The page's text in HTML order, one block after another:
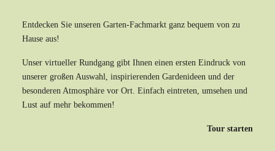
Entdecken Sie unseren Garten-Fachmarkt ganz bequem von zu
Hause aus!
Unser virtueller Rundgang gibt Ihnen einen ersten Eindruck von
unserer großen Auswahl, inspirierenden Gardenideen und der
besonderen Atmosphäre vor Ort. Einfach eintreten, umsehen und
Lust auf mehr bekommen!
Tour starten